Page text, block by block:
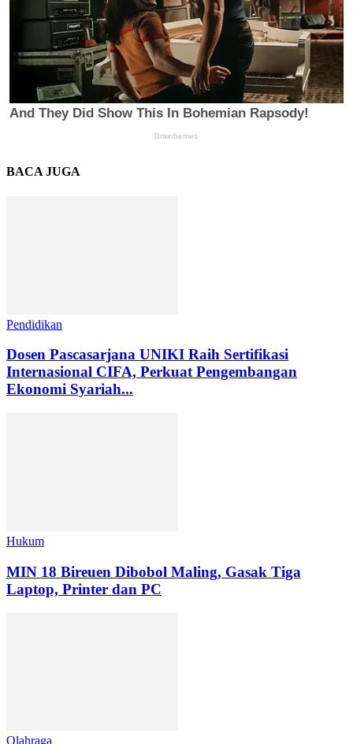
BACA JUGA
Pendidikan
Dosen Pascasarjana UNIKI Raih Sertifikasi
Internasional CIFA, Perkuat Pengembangan
Ekonomi Syariah...
Hukum
MIN 18 Bireuen Dibobol Maling, Gasak Tiga
Laptop, Printer dan PC
Olahraga